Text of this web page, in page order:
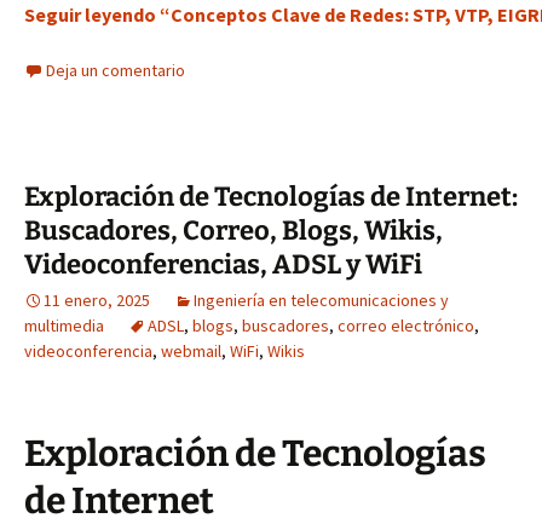
Seguir leyendo “Conceptos Clave de Redes: STP, VTP,
Deja un comentario
Exploración de Tecnologías de Internet:
Buscadores, Correo, Blogs, Wikis,
Videoconferencias, ADSL y WiFi
11 enero, 2025
Ingeniería en telecomunicaciones y
multimedia
ADSL, blogs, buscadores, correo electrónico,
videoconferencia, webmail, WiFi, Wikis
Exploración de Tecnologías
de Internet